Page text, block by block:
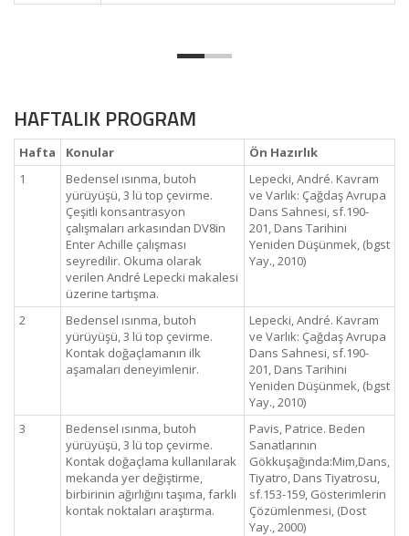
HAFTALIK PROGRAM
Hafta Konular
Ön Hazırlık
1
Bedensel ısınma, butoh
yürüyüşü, 3 lü top çevirme.
Çeşitli konsantrasyon
çalışmaları arkasından DV8in
Enter Achille çalışması
seyredilir. Okuma olarak
verilen André Lepecki makalesi
üzerine tartışma.
Lepecki, André. Kavram
ve Varlık: Çağdaş Avrupa
Dans Sahnesi, sf.190-
201, Dans Tarihini
Yeniden Düşünmek, (bgst
Yay., 2010)
2
Bedensel ısınma, butoh
yürüyüşü, 3 lü top çevirme.
Kontak doğaçlamanın ilk
aşamaları deneyimlenir.
Lepecki, André. Kavram
ve Varlık: Çağdaş Avrupa
Dans Sahnesi, sf.190-
201, Dans Tarihini
Yeniden Düşünmek, (bgst
Yay., 2010)
3
Bedensel ısınma, butoh
yürüyüşü, 3 lü top çevirme.
Kontak doğaçlama kullanılarak
mekanda yer değiştirme,
birbirinin ağırlığını taşıma, farklı
kontak noktaları araştırma.
Pavis, Patrice. Beden
Sanatlarının
Gökkuşağında:Mim,Dans,
Tiyatro, Dans Tiyatrosu,
sf.153-159, Gösterimlerin
Çözümlenmesi, (Dost
Yay., 2000)